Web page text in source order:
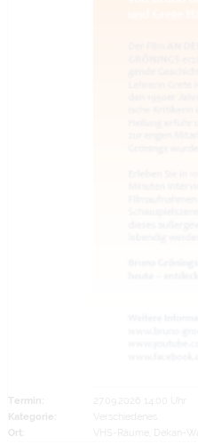
Termin:
Kategorie:
Ort:
VHS-Räume, Dekan-